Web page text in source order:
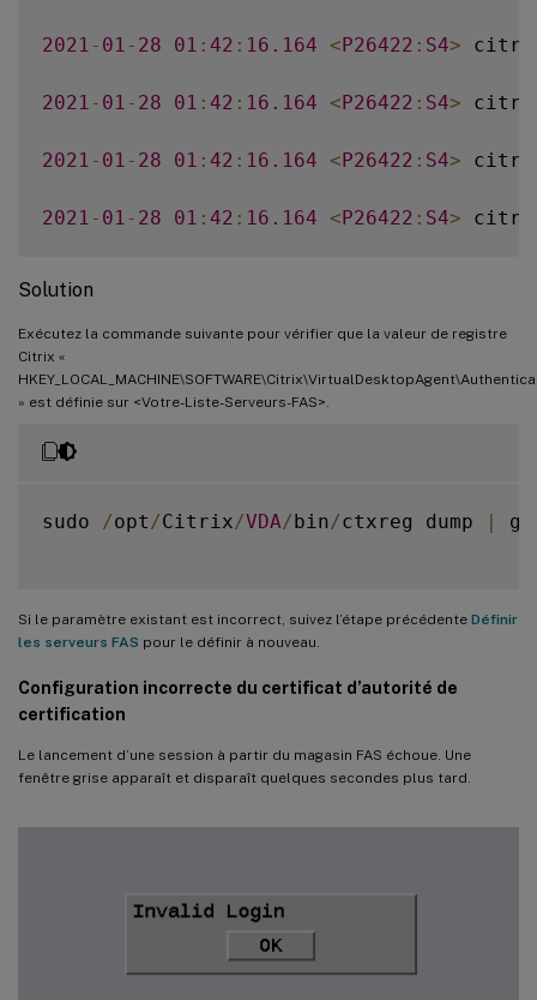
2021 - 01 - 28 01 : 42 : 16.164 <P26422 : S4>
2021 - 01 - 28 01 : 42 : 16.164 <P26422 : S4>
2021 - 01 - 28 01 : 42 : 16.164 <P26422 : S4>
2021 - 01 - 28 01 : 42 : 16.164 <P26422 : S4>
Solution
Exécutez la commande suivante pour vérifier que la valeur de registre
Citrix «
» est définie sur <Votre-Liste-Serveurs-FAS>.
sudo /opt /Citrix/VDA/bin/ctxreg dump |
Si le paramètre existant est incorrect, suivez l’étape précédente Définir
les serveurs FAS pour le définir à nouveau.
Configuration incorrecte du certificat d’autorité de
certification
Le lancement d’une session à partir du magasin FAS échoue. Une
fenêtre grise apparaît et disparaît quelques secondes plus tard.